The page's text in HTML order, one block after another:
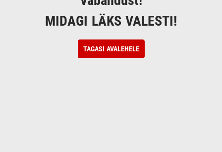
MIDAGI LÄKS VALESTI!
TAGASI AVALEHELE